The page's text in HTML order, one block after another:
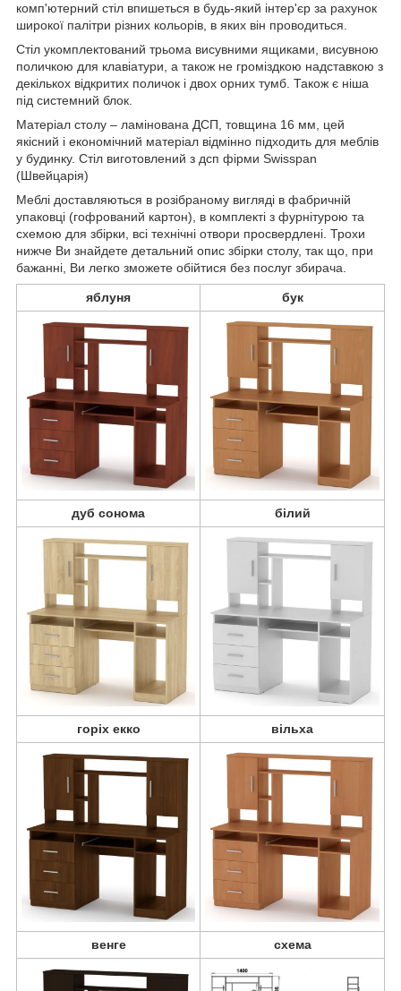
комп'ютерний стіл впишеться в будь-який інтер'єр за рахунок
широкої палітри різних кольорів, в яких він проводиться.
Стіл укомплектований трьома висувними ящиками, висувною
поличкою для клавіатури, а також не громіздкою надставкою з
декількох відкритих поличок і двох орних тумб. Також є ніша
під системний блок.
Матеріал столу – ламінована ДСП, товщина 16 мм, цей
якісний і економічний матеріал відмінно підходить для меблів
у будинку. Стіл виготовлений з дсп фірми Swisspan
(Швейцарія)
Меблі доставляються в розібраному вигляді в фабричній
упаковці (гофрований картон), в комплекті з фурнітурою та
схемою для збірки, всі технічні отвори просвердлені. Трохи
нижче Ви знайдете детальний опис збірки столу, так що, при
бажанні, Ви легко зможете обійтися без послуг збирача.
яблуня бук
дуб сонома білий
горіх екко вільха
венге схема